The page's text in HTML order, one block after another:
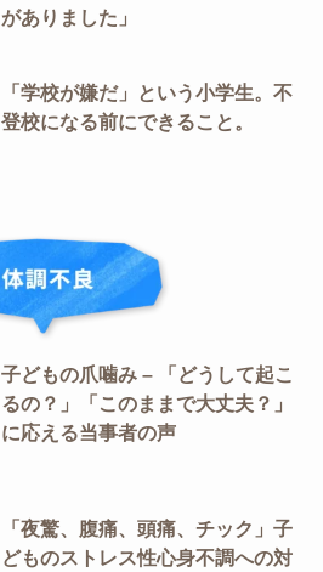
がありました」
「学校が嫌だ」という小学生。不
登校になる前にできること。
子どもの爪噛み – 「どうして起こ
るの？」「このままで大丈夫？」
に応える当事者の声
「夜驚、腹痛、頭痛、チック」子
どものストレス性心身不調への対